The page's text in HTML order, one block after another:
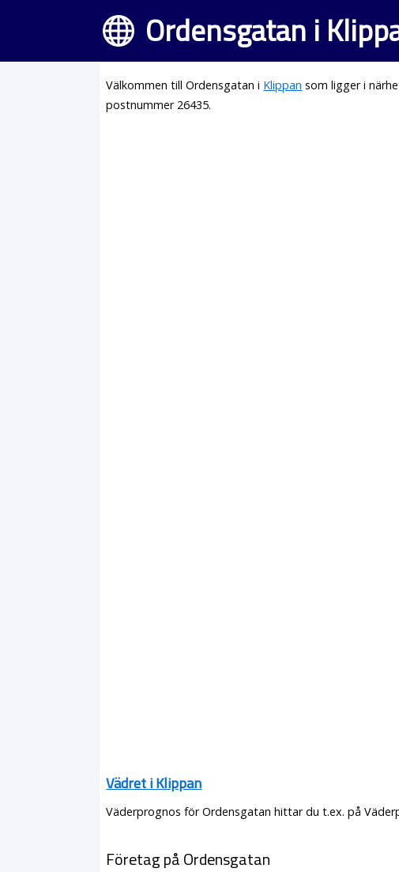
Ordensgatan i
Välkommen till Ordensgatan i Klippan som ligger i
postnummer 26435.
Vädret i Klippan
Väderprognos för Ordensgatan hittar du t.ex. på
Företag på Ordensgatan